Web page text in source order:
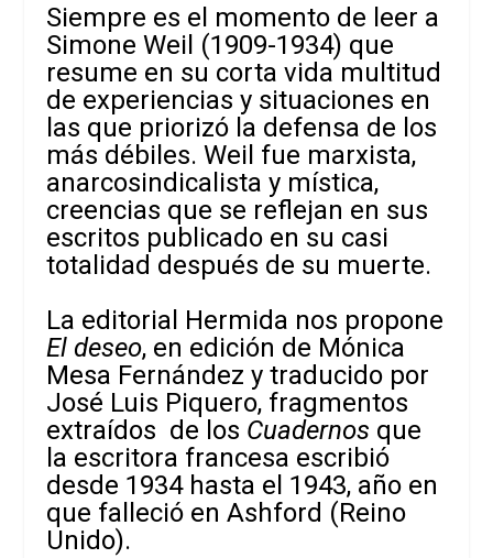
Siempre es el momento de leer a
Simone Weil (1909-1934) que
resume en su corta vida multitud
de experiencias y situaciones en
las que priorizó la defensa de los
más débiles. Weil fue marxista,
anarcosindicalista y mística,
creencias que se reflejan en sus
escritos publicado en su casi
totalidad después de su muerte.
La editorial Hermida nos propone
El deseo, en edición de Mónica
Mesa Fernández y traducido por
José Luis Piquero, fragmentos
extraídos de los Cuadernos que
la escritora francesa escribió
desde 1934 hasta el 1943, año en
que falleció en Ashford (Reino
Unido).